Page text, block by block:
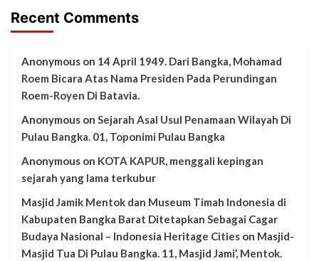
Recent Comments
Anonymous on 14 April 1949. Dari Bangka, Mohamad
Roem Bicara Atas Nama Presiden Pada Perundingan
Roem-Royen Di Batavia.
Anonymous on Sejarah Asal Usul Penamaan Wilayah Di
Pulau Bangka. 01, Toponimi Pulau Bangka
Anonymous on KOTA KAPUR, menggali kepingan
sejarah yang lama terkubur
Masjid Jamik Mentok dan Museum Timah Indonesia di
Kabupaten Bangka Barat Ditetapkan Sebagai Cagar
Budaya Nasional – Indonesia Heritage Cities on Masjid-
Masjid Tua Di Pulau Bangka. 11, Masjid Jami’, Mentok.